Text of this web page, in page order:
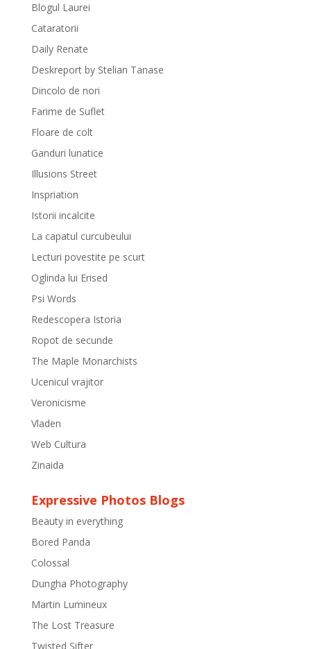
Blogul Laurei
Cataratorii
Daily Renate
Deskreport by Stelian Tanase
Dincolo de nori
Farime de Suflet
Floare de colt
Ganduri lunatice
Illusions Street
Inspriation
Istorii incalcite
La capatul curcubeului
Lecturi povestite pe scurt
Oglinda lui Erised
Psi Words
Redescopera Istoria
Ropot de secunde
The Maple Monarchists
Ucenicul vrajitor
Veronicisme
Vladen
Web Cultura
Zinaida
Expressive Photos Blogs
Beauty in everything
Bored Panda
Colossal
Dungha Photography
Martin Lumineux
The Lost Treasure
Twisted Sifter